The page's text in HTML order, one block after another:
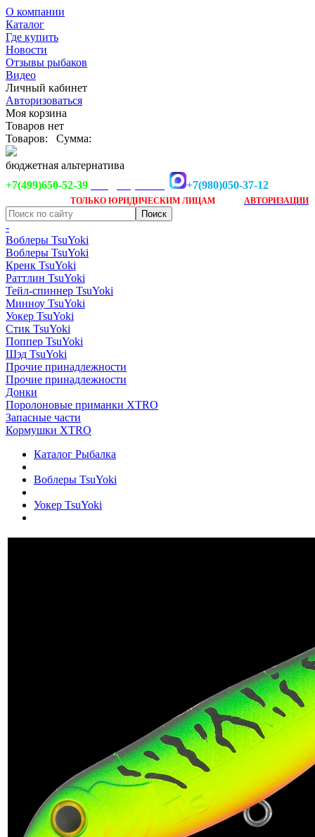
О компании
Каталог
Где купить
Новости
Отзывы рыбаков
Видео
Личный кабинет
Авторизоваться
Моя корзина
Товаров нет
Товаров:
Сумма:
бюджетная альтернатива
+7(499)650-52-39
+7(980)050-37-12
ТОЛЬКО ЮРИДИЧЕСКИМ ЛИЦАМ АВТОРИЗАЦИИ
-
Воблеры TsuYoki
Воблеры TsuYoki
Кренк TsuYoki
Раттлин TsuYoki
Тейл-спиннер TsuYoki
Минноу TsuYoki
Уокер TsuYoki
Стик TsuYoki
Поппер TsuYoki
Шэд TsuYoki
Прочие принадлежности
Прочие принадлежности
Донки
Поролоновые приманки XTRO
Запасные части
Кормушки XTRO
Каталог Рыбалка
Воблеры TsuYoki
Уокер TsuYoki